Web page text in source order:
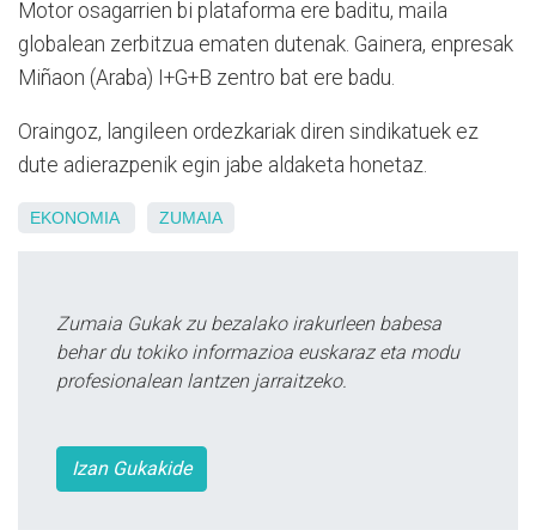
Motor osagarrien bi plataforma ere baditu, maila
globalean zerbitzua ematen dutenak. Gainera, enpresak
Miñaon (Araba) I+G+B zentro bat ere badu.
Oraingoz, langileen ordezkariak diren sindikatuek ez
dute adierazpenik egin jabe aldaketa honetaz.
EKONOMIA ZUMAIA
Zumaia Gukak zu bezalako irakurleen babesa
behar du tokiko informazioa euskaraz eta modu
profesionalean lantzen jarraitzeko.
Izan Gukakide